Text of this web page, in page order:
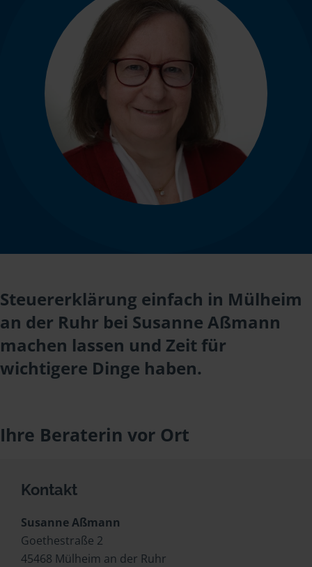
Steuererklärung einfach in Mülheim
an der Ruhr bei Susanne Aßmann
machen lassen und Zeit für
wichtigere Dinge haben.
Ihre Beraterin vor Ort
Kontakt
Susanne Aßmann
Goethestraße 2
45468 Mülheim an der Ruhr